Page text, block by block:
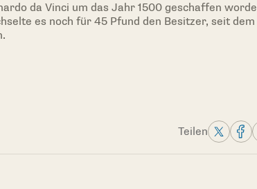
da Vinci um das Jahr 1500 geschaffen
es noch für 45 Pfund den Besitzer, seit
Teilen